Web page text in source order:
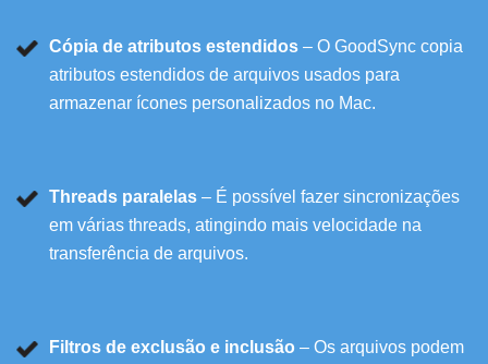
Cópia de atributos estendidos – O GoodSync copia
atributos estendidos de arquivos usados para
armazenar ícones personalizados no Mac.
Threads paralelas – É possível fazer sincronizações
em várias threads, atingindo mais velocidade na
transferência de arquivos.
Filtros de exclusão e inclusão – Os arquivos podem